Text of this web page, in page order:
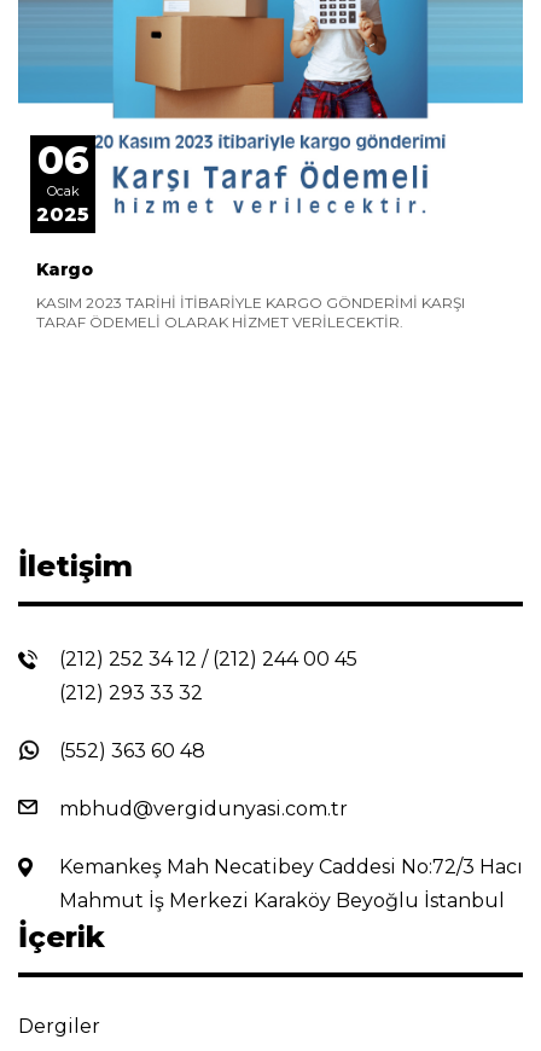
06
Ocak
2025
Kargo
KASIM 2023 TARİHİ İTİBARİYLE KARGO GÖNDERİMİ KARŞI
TARAF ÖDEMELİ OLARAK HİZMET VERİLECEKTİR.
İletişim
(212) 252 34 12 / (212) 244 00 45
(212) 293 33 32
(552) 363 60 48
mbhud@vergidunyasi.com.tr
Kemankeş Mah Necatibey Caddesi No:72/3 Hacı
Mahmut İş Merkezi Karaköy Beyoğlu İstanbul
İçerik
Dergiler